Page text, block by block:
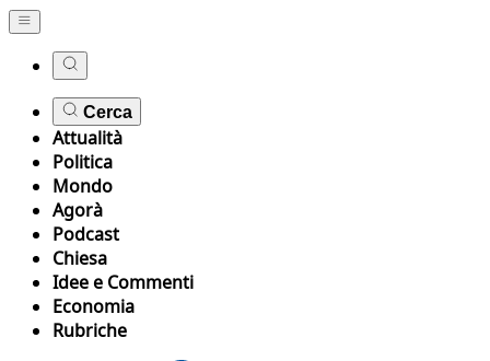
Cerca
Attualità
Politica
Mondo
Agorà
Podcast
Chiesa
Idee e Commenti
Economia
Rubriche